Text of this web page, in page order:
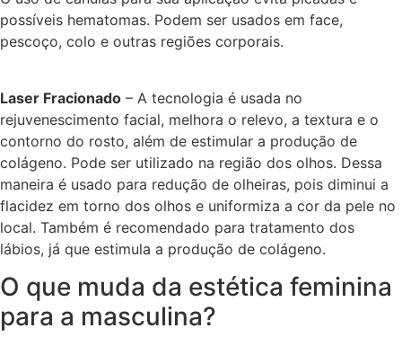
possíveis hematomas. Podem ser usados em face,
pescoço, colo e outras regiões corporais.
Laser Fracionado – A tecnologia é usada no
rejuvenescimento facial, melhora o relevo, a textura e o
contorno do rosto, além de estimular a produção de
colágeno. Pode ser utilizado na região dos olhos. Dessa
maneira é usado para redução de olheiras, pois diminui a
flacidez em torno dos olhos e uniformiza a cor da pele no
local. Também é recomendado para tratamento dos
lábios, já que estimula a produção de colágeno.
O que muda da estética feminina
para a masculina?